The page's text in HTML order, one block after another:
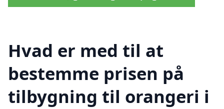
Hvad er med til at
bestemme prisen på
tilbygning til orangeri i